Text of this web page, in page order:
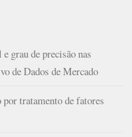
grau de precisão nas
de Dados de Mercado
tratamento de fatores